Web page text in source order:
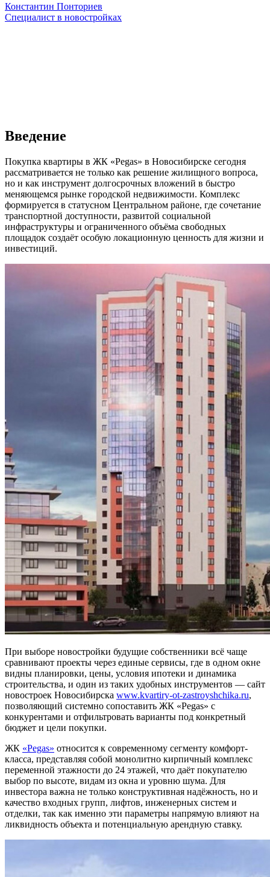
Константин Понториев
Специалист в новостройках
Введение
Покупка квартиры в ЖК «Pegas» в Новосибирске сегодня
рассматривается не только как решение жилищного вопроса,
но и как инструмент долгосрочных вложений в быстро
меняющемся рынке городской недвижимости. Комплекс
формируется в статусном Центральном районе, где сочетание
транспортной доступности, развитой социальной
инфраструктуры и ограниченного объёма свободных
площадок создаёт особую локационную ценность для жизни и
инвестиций.
При выборе новостройки будущие собственники всё чаще
сравнивают проекты через единые сервисы, где в одном окне
видны планировки, цены, условия ипотеки и динамика
строительства, и один из таких удобных инструментов — сайт
новостроек Новосибирска www.kvartiry-ot-zastroyshchika.ru,
позволяющий системно сопоставить ЖК «Pegas» с
конкурентами и отфильтровать варианты под конкретный
бюджет и цели покупки.
ЖК «Pegas» относится к современному сегменту комфорт-
класса, представляя собой монолитно кирпичный комплекс
переменной этажности до 24 этажей, что даёт покупателю
выбор по высоте, видам из окна и уровню шума. Для
инвестора важна не только конструктивная надёжность, но и
качество входных групп, лифтов, инженерных систем и
отделки, так как именно эти параметры напрямую влияют на
ликвидность объекта и потенциальную арендную ставку.